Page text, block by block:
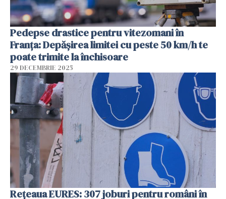
Pedepse drastice pentru vitezomani în
Franța: Depășirea limitei cu peste 50 km/h te
poate trimite la închisoare
29 DECEMBRIE 2025
Rețeaua EURES: 307 joburi pentru români în